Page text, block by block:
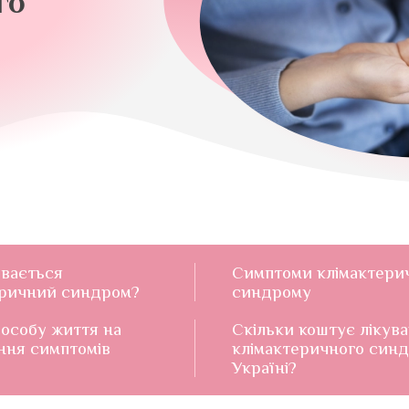
синдром?
Симптоми
синдрому
життя на
симптомів
Скільки коштує
клімактеричного
Україні?